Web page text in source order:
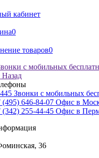
кабинет
0
товаров0
с мобильных
Назад
Звонки с мобильных
(495) 646-84-07 Офис в
(342) 255-44-45 Офис в
36